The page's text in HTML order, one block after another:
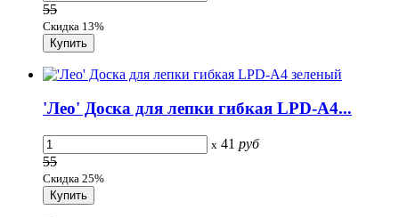
55
Скидка 13%
'Лео' Доска для лепки гибкая LPD-A4...
x 41 руб
55
Скидка 25%